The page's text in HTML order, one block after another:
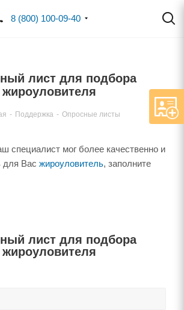
8 (800) 100-09-40
лист для подбора
жироуловителя
- Поддержка - Опросные листы
специалист мог более качественно и
для Вас жироуловитель, заполните
лист для подбора
жироуловителя